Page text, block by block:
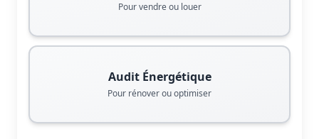
Pour vendre ou louer
Audit Énergétique
Pour rénover ou optimiser